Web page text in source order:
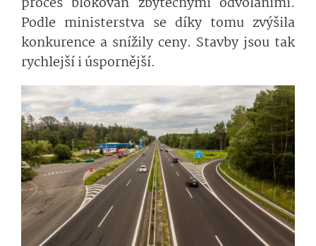
Podle ministerstva se díky tomu zvýšila
konkurence a snížily ceny. Stavby jsou tak
rychlejší i úspornější.